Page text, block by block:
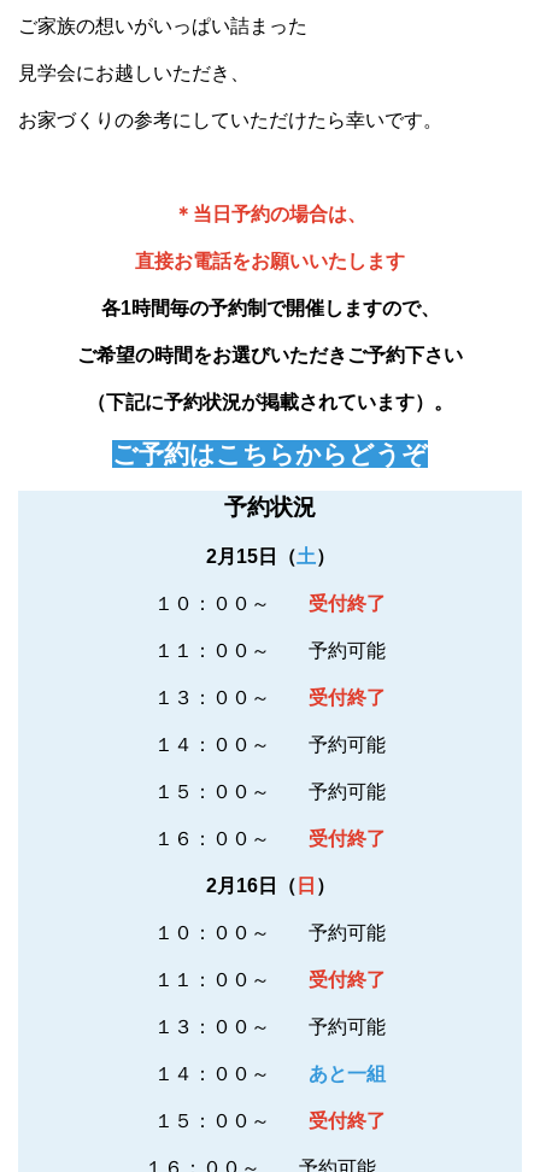
ご家族の想いがいっぱい詰まった
見学会にお越しいただき、
お家づくりの参考にしていただけたら幸いです。
＊当日予約の場合は、
直接お電話をお願いいたします
各1時間毎の予約制で開催しますので、
ご希望の時間をお選びいただきご予約下さい
（下記に予約状況が掲載されています）。
ご予約はこちらからどうぞ
予約状況
2月15日（土）
１０：００～ 受付終了
１１：００～ 予約可能
１３：００～ 受付終了
１４：００～ 予約可能
１５：００～ 予約可能
１６：００～ 受付終了
2月16日（ 日 ）
１０：００～ 予約可能
１１：００～ 受付終了
１３：００～ 予約可能
１４：００～ あと一組
１５：００～ 受付終了
１６：００～ 予約可能